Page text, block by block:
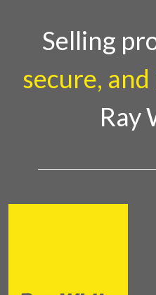
Selling
secure,
Ray